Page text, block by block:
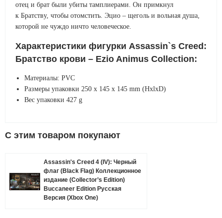
отец и брат были убиты тамплиерами. Он примкнул
к Братству, чтобы отомстить. Эцио – щеголь и вольная душа,
которой не чуждо ничто человеческое.
Характеристики фигурки Assassin`s Creed:
Братство крови – Ezio Animus Collection:
Материалы: PVC
Размеры упаковки 250 x 145 x 145 mm (HxlxD)
Вес упаковки 427 g
C этим товаром покупают
Assassin's Creed 4 (IV): Черный
флаг (Black Flag) Коллекционное
издание (Collector’s Edition)
Buccaneer Edition Русская
Версия (Xbox One)